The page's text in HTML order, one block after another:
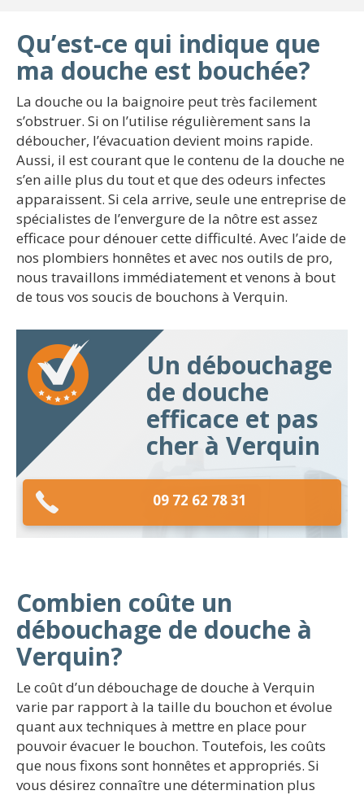
Qu’est-ce qui indique que
ma douche est bouchée?
La douche ou la baignoire peut très facilement
s’obstruer. Si on l’utilise régulièrement sans la
déboucher, l’évacuation devient moins rapide.
Aussi, il est courant que le contenu de la douche ne
s’en aille plus du tout et que des odeurs infectes
apparaissent. Si cela arrive, seule une entreprise de
spécialistes de l’envergure de la nôtre est assez
efficace pour dénouer cette difficulté. Avec l’aide de
nos plombiers honnêtes et avec nos outils de pro,
nous travaillons immédiatement et venons à bout
de tous vos soucis de bouchons à Verquin.
Un débouchage
de douche
efficace et pas
cher à Verquin
09 72 62 78 31
Combien coûte un
débouchage de douche à
Verquin?
Le coût d’un débouchage de douche à Verquin
varie par rapport à la taille du bouchon et évolue
quant aux techniques à mettre en place pour
pouvoir évacuer le bouchon. Toutefois, les coûts
que nous fixons sont honnêtes et appropriés. Si
vous désirez connaître une détermination plus